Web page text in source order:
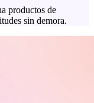
productos de
sin demora.